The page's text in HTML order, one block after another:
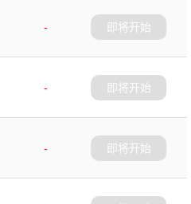
-
即将开始
-
即将开始
-
即将开始